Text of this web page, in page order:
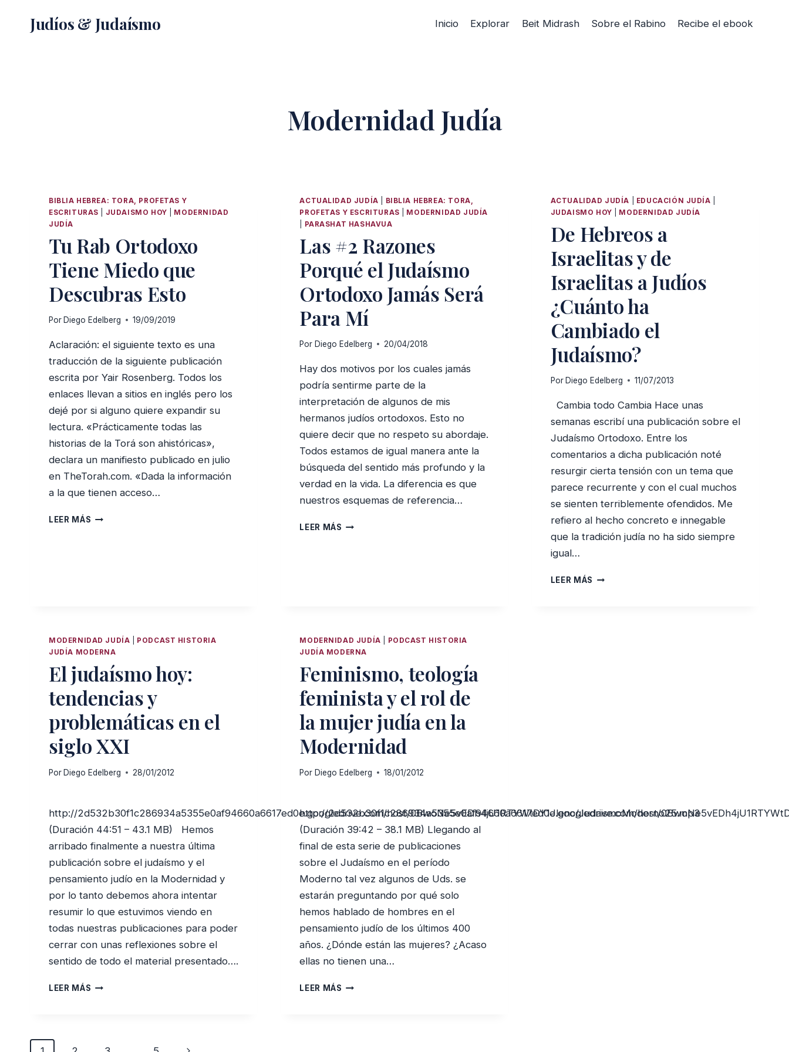
Judíos & Judaísmo Inicio Explorar Beit Midrash Sobre el Rabino Recibe el ebook
Modernidad Judía
BIBLIA HEBREA: TORA, PROFETAS Y
ESCRITURAS
JUDAISMO HOY
MODERNIDAD
JUDÍA
Tu Rab Ortodoxo
Tiene Miedo que
Descubras Esto
Por Diego Edelberg 19/09/2019
Aclaración: el siguiente texto es una
traducción de la siguiente publicación
escrita por Yair Rosenberg. Todos los
enlaces llevan a sitios en inglés pero los
dejé por si alguno quiere expandir su
lectura. «Prácticamente todas las
historias de la Torá son ahistóricas»,
declara un manifiesto publicado en julio
en TheTorah.com. «Dada la información
a la que tienen acceso…
LEER MÁS TU
ACTUALIDAD JUDÍA
BIBLIA HEBREA: TORA,
PROFETAS Y ESCRITURAS
MODERNIDAD JUDÍA
PARASHAT HASHAVUA
Las #2 Razones
Porqué el Judaísmo
Ortodoxo Jamás Será
Para Mí
Por Diego Edelberg 20/04/2018
Hay dos motivos por los cuales jamás
podría sentirme parte de la
interpretación de algunos de mis
hermanos judíos ortodoxos. Esto no
quiere decir que no respeto su abordaje.
Todos estamos de igual manera ante la
búsqueda del sentido más profundo y la
verdad en la vida. La diferencia es que
nuestros esquemas de referencia…
LEER MÁS LAS
PARA
MÍ
ACTUALIDAD JUDÍA EDUCACIÓN JUDÍA
JUDAISMO HOY
MODERNIDAD JUDÍA
De Hebreos a
Israelitas y de
Israelitas a Judíos
¿Cuánto ha
Cambiado el
Judaísmo?
Por Diego Edelberg 11/07/2013
Cambia todo Cambia Hace unas
semanas escribí una publicación sobre el
Judaísmo Ortodoxo. Entre los
comentarios a dicha publicación noté
resurgir cierta tensión con un tema que
parece recurrente y con el cual muchos
se sienten terriblemente ofendidos. Me
refiero al hecho concreto e innegable
que la tradición judía no ha sido siempre
igual…
LEER MÁS DE
MODERNIDAD JUDÍA
PODCAST HISTORIA
JUDÍA MODERNA
El judaísmo hoy:
tendencias y
problemáticas en el
siglo XXI
Por Diego Edelberg 28/01/2012
http://2d532b30f1c286934a5355e0af94660a6617ed0e.googledrive.com/host/0BwoNe5vEDh4jU1RTYWtDY1Jlenc/JudaismoModerno25.mp3
(Duración 44:51 – 43.1 MB) Hemos
arribado finalmente a nuestra última
publicación sobre el judaísmo y el
pensamiento judío en la Modernidad y
por lo tanto debemos ahora intentar
resumir lo que estuvimos viendo en
todas nuestras publicaciones para poder
cerrar con unas reflexiones sobre el
sentido de todo el material presentado….
LEER MÁS EL
PROBLEMÁTICAS
MODERNIDAD JUDÍA
PODCAST HISTORIA
JUDÍA MODERNA
Feminismo, teología
feminista y el rol de
la mujer judía en la
Modernidad
Por Diego Edelberg 18/01/2012
http://2d532b30f1c286934a5355e0af94660a6617ed0e.googledrive.com/host/
(Duración 39:42 – 38.1 MB) Llegando al
final de esta serie de publicaciones
sobre el Judaísmo en el período
Moderno tal vez algunos de Uds. se
estarán preguntando por qué solo
hemos hablado de hombres en el
pensamiento judío de los últimos 400
años. ¿Dónde están las mujeres? ¿Acaso
ellas no tienen una…
LEER MÁS FEMINISMO,